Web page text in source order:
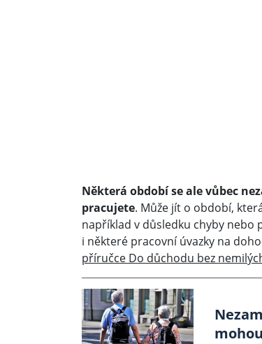
Některá období se ale vůbec
pracujete. Může jít o období,
například v důsledku chyby nebo
i některé pracovní úvazky na
příručce Do důchodu bez